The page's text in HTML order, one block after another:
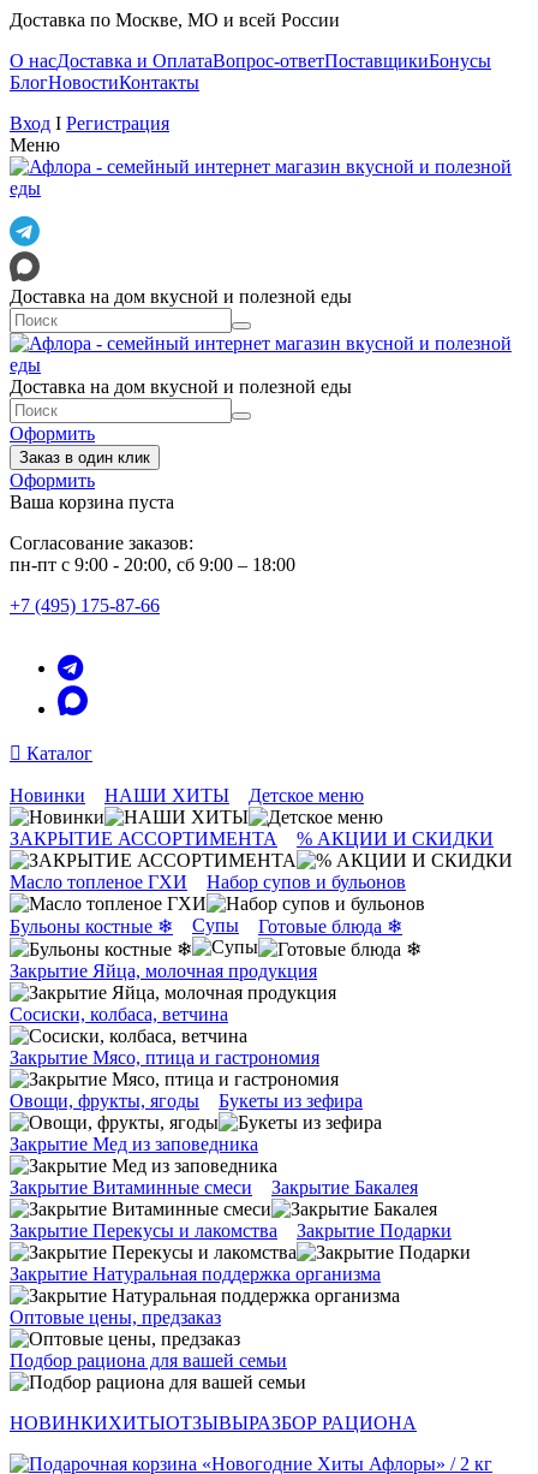
Доставка по Москве, МО и всей России
О насДоставка и ОплатаВопрос-ответПоставщикиБонусы
БлогНовостиКонтакты
Вход I Регистрация
Меню
Доставка на дом вкусной и полезной еды
Доставка на дом вкусной и полезной еды
Оформить
Заказ в один клик
Оформить
Ваша корзина пуста
Согласование заказов:
пн-пт с 9:00 - 20:00, сб 9:00 – 18:00
+7 (495) 175-87-66
Каталог
Новинки НАШИ ХИТЫ Детское меню
ЗАКРЫТИЕ АССОРТИМЕНТА % АКЦИИ И СКИДКИ
Масло топленое ГХИ Набор супов и бульонов
Бульоны костные ❄ Супы Готовые блюда ❄
Закрытие Яйца, молочная продукция
Сосиски, колбаса, ветчина
Закрытие Мясо, птица и гастрономия
Овощи, фрукты, ягоды Букеты из зефира
Закрытие Мед из заповедника
Закрытие Витаминные смеси Закрытие Бакалея
Закрытие Перекусы и лакомства Закрытие Подарки
Закрытие Натуральная поддержка организма
Оптовые цены, предзаказ
Подбор рациона для вашей семьи
НОВИНКИХИТЫОТЗЫВЫРАЗБОР РАЦИОНА